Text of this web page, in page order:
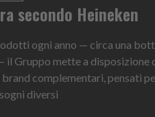
secondo Heineken
ogni anno — circa una
il Gruppo mette a disposizione
complementari, pensati
diversi